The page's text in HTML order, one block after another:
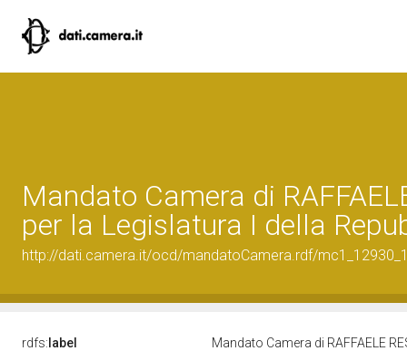
Mandato Camera di
per la Legislatura I della
http://dati.camera.it/ocd/mandatoCamera.rdf/
rdfs: label Mandato Camera di RAFFAELE